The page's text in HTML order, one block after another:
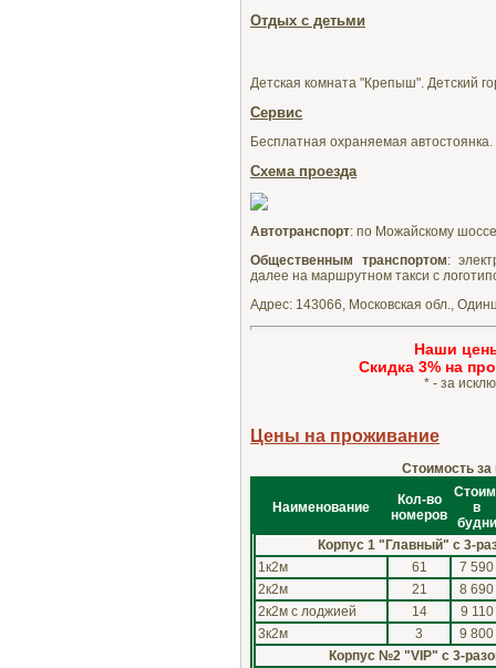
Отдых с детьми
Детская комната "Крепыш". Детский
Сервис
Бесплатная охраняемая
Схема проезда
Автотранспорт: по Можайскому
Общественным транспортом:
далее на маршрутном такси с
Адрес: 143066, Московская обл.,
Наши
Cкидка 3% на
* - за
Цены на проживание
Стоимость за
Наименование
Кол-во
номеров
в
будни
Корпус 1 "Главный" с 3-
1к2м
61
7 590
2к2м
21
8 690
2к2м с лоджией
14
9 110
3к2м
3
9 800
Корпус №2 "VIP" с 3-